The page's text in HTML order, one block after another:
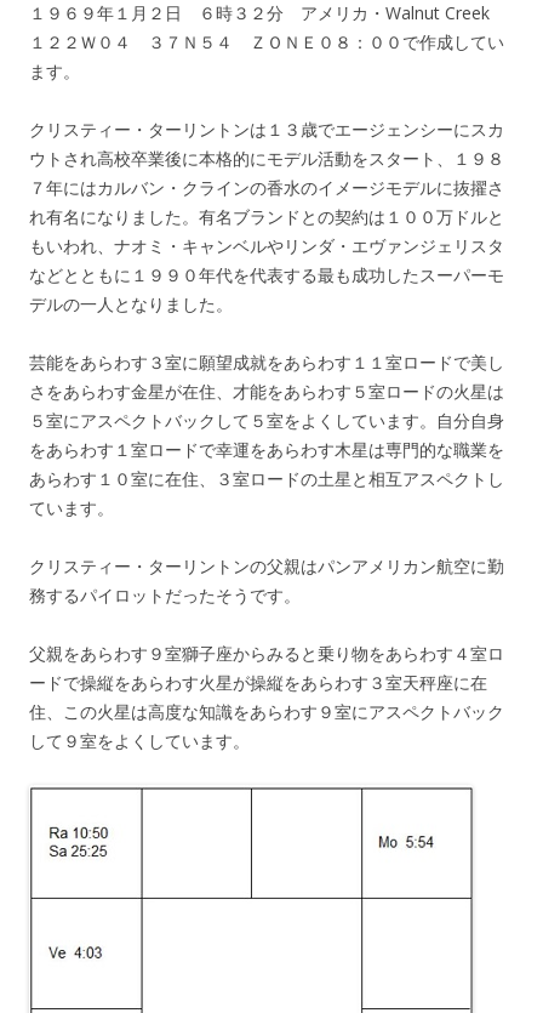
１９６９年１月２日 ６時３２分 アメリカ・Walnut Creek
１２２Ｗ０４ ３７Ｎ５４ ＺＯＮＥ０８：００で作成してい
ます。
クリスティー・ターリントンは１３歳でエージェンシーにスカ
ウトされ高校卒業後に本格的にモデル活動をスタート、１９８
７年にはカルバン・クラインの香水のイメージモデルに抜擢さ
れ有名になりました。有名ブランドとの契約は１００万ドルと
もいわれ、ナオミ・キャンベルやリンダ・エヴァンジェリスタ
などとともに１９９０年代を代表する最も成功したスーパーモ
デルの一人となりました。
芸能をあらわす３室に願望成就をあらわす１１室ロードで美し
さをあらわす金星が在住、才能をあらわす５室ロードの火星は
５室にアスペクトバックして５室をよくしています。自分自身
をあらわす１室ロードで幸運をあらわす木星は専門的な職業を
あらわす１０室に在住、３室ロードの土星と相互アスペクトし
ています。
クリスティー・ターリントンの父親はパンアメリカン航空に勤
務するパイロットだったそうです。
父親をあらわす９室獅子座からみると乗り物をあらわす４室ロ
ードで操縦をあらわす火星が操縦をあらわす３室天秤座に在
住、この火星は高度な知識をあらわす９室にアスペクトバック
して９室をよくしています。